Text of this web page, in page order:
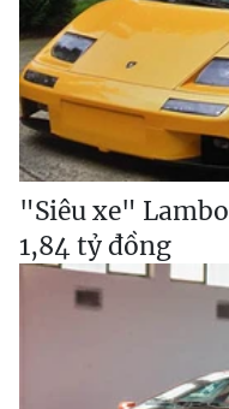
"Siêu xe"
1,84 tỷ đồng